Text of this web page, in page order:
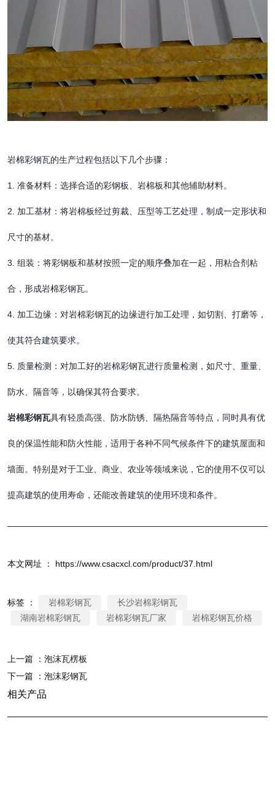
岩棉彩钢瓦的生产过程包括以下几个步骤：
1. 准备材料：选择合适的彩钢板、岩棉板和其他辅助材料。
2. 加工基材：将岩棉板经过剪裁、压型等工艺处理，制成一定形状和
尺寸的基材。
3. 组装：将彩钢板和基材按照一定的顺序叠加在一起，用粘合剂粘
合，形成岩棉彩钢瓦。
4. 加工边缘：对岩棉彩钢瓦的边缘进行加工处理，如切割、打磨等，
使其符合建筑要求。
5. 质量检测：对加工好的岩棉彩钢瓦进行质量检测，如尺寸、重量、
防水、隔音等，以确保其符合要求。
岩棉彩钢瓦具有轻质高强、防水防锈、隔热隔音等特点，同时具有优
良的保温性能和防火性能，适用于各种不同气候条件下的建筑屋面和
墙面。特别是对于工业、商业、农业等领域来说，它的使用不仅可以
提高建筑的使用寿命，还能改善建筑的使用环境和条件。
本文网址 ： https://www.csacxcl.com/product/37.html
标签 ： 岩棉彩钢瓦
长沙岩棉彩钢瓦
湖南岩棉彩钢瓦
岩棉彩钢瓦厂家 岩棉彩钢瓦价格
上一篇 ： 泡沫瓦楞板
下一篇 ： 泡沫彩钢瓦
相关产品